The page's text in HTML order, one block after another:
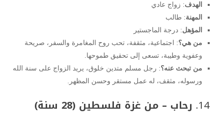
الهدف: زواج عادي
المهنة: طالب
المؤهل: درجة الماجستير
من هي؟: اجتماعية، مثقفة، تحب روح المغامرة والسفر، صريحة
وعفوية وطيبة، تسعى إلى تحقيق طموحها.
من تبحث عنه؟: رجل مسلم متدين خلوق، يريد الزواج على سنة الله
ورسوله، مثقف، له عمل مستقر وحسن المظهر.
14. رحاب – من غزة فلسطين (28 سنة)